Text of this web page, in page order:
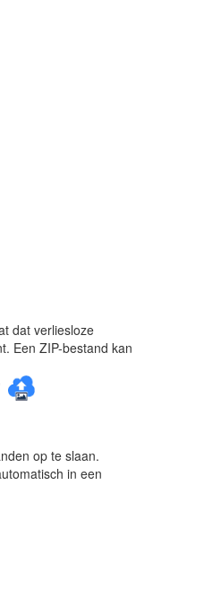
dat verliesloze
Een ZIP-bestand kan
op te slaan.
in een